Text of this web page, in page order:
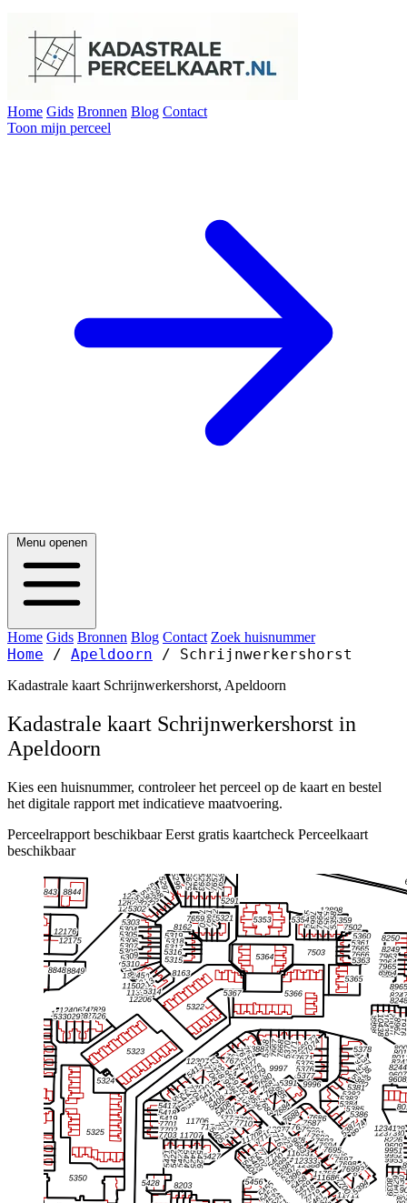
Home Gids Bronnen Blog Contact
Toon mijn perceel
Menu openen
Home Gids Bronnen Blog Contact Zoek huisnummer
Home / Apeldoorn / Schrijnwerkershorst
Kadastrale kaart Schrijnwerkershorst, Apeldoorn
Kadastrale kaart Schrijnwerkershorst in
Apeldoorn
Kies een huisnummer, controleer het perceel op de kaart en bestel
het digitale rapport met indicatieve maatvoering.
Perceelrapport beschikbaar Eerst gratis kaartcheck Perceelkaart
beschikbaar